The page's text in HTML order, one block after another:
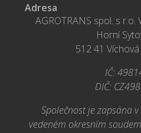
Adresa
AGROTRANS spol. s r.o.
Horní
512 41
IČ:
DIČ:
Společnost je zapsána
vedeném okresním